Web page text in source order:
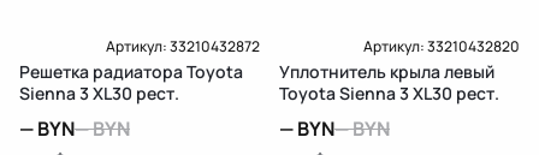
Артикул:33210432872
Решетка радиатора Toyota
Sienna 3 XL30 рест.
—BYN—BYN
Артикул:33210432820
Уплотнитель крыла левый
Toyota Sienna 3 XL30 рест.
—BYN—BYN